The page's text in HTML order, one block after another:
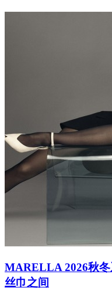
MARELLA 2026秋
丝巾之间